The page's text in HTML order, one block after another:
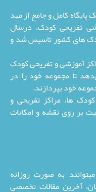
کامل و جامع از مهد
تفریحی کودک، درسال
کودک های کشور تاسیس شد و
آموزشی و تفریحی کودک
تا مجموعه خود را در
خود بپردازند.
ها، مراکز تفریحی و
بر روی نقشه و امکانات
به صورت روزانه
آخرین مقالات تخصصی